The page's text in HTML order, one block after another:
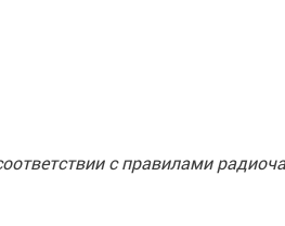
с правилами